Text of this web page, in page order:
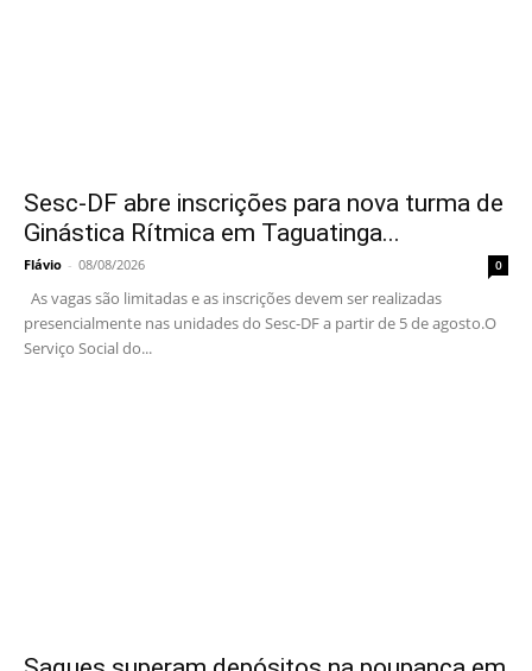
Sesc-DF abre inscrições para nova turma de
Ginástica Rítmica em Taguatinga...
Flávio - 08/08/2026 0
As vagas são limitadas e as inscrições devem ser realizadas
presencialmente nas unidades do Sesc-DF a partir de 5 de agosto.O
Serviço Social do...